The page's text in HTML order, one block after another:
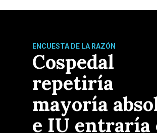
ENCUESTA DE LA RAZÓN
Cospedal
repetiría
mayoría
e IU entraría